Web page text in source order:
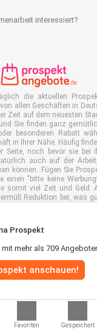
Favoriten Gespeichert
Prospekt
mehr als 709
anschauen!
interessiert?
die aktuellen
allen Geschäften in
Zeit auf dem neuesten
Sie finden ganz
besonderen Rabatt
in Ihrer Nähe. Häufig
Seite, noch bevor sie bei
auch auf der
können. Fügen Sie
einen "bitte keine
somit viel Zeit und Geld.
Reduktion bei, was
2026 |
|